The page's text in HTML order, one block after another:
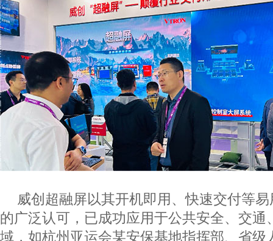
威创超融屏以其开机即用、快速交付等
的广泛认可，已成功应用于公共安全、交通
域，如杭州亚运会某安保基地指挥部、省级